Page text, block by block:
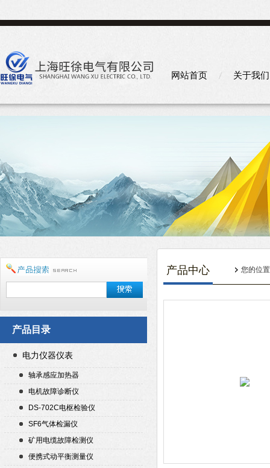
网站首页 关于我们
产品目录
电力仪器仪表
轴承感应加热器
电机故障诊断仪
DS-702C电枢检验仪
SF6气体检漏仪
矿用电缆故障检测仪
便携式动平衡测量仪
产品中心 您的位